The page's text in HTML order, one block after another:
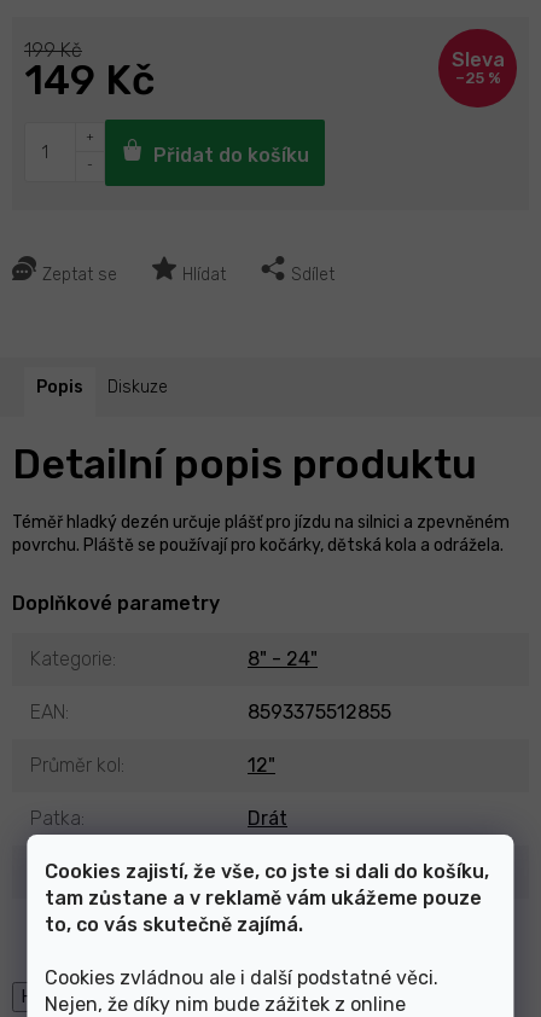
Cookies zajistí, že vše, co jste si dali do košíku,
tam zůstane a v reklamě vám ukážeme pouze
to, co vás skutečně zajímá.
Cookies zvládnou ale i další podstatné věci.
Nejen, že díky nim bude zážitek z online
Zeptat se Hlídat Sdílet
199 Kč
149 Kč –25 %
Přidat do košíku
Popis Diskuze
Detailní popis produktu
Téměř hladký dezén určuje plášť pro jízdu na silnici a zpevněném
povrchu. Pláště se používají pro kočárky, dětská kola a odrážela.
Doplňkové parametry
Kategorie: 8" - 24"
EAN: 8593375512855
Průměr kol: 12"
Patka: Drát
Šířka pláště: 1,75" ,2,00"
Výrobce : Mitas
High-contrast mode